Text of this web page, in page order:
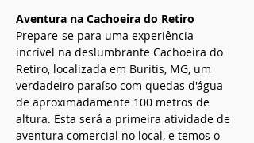
Aventura na Cachoeira do Retiro
Prepare-se para uma experiência
incrível na deslumbrante Cachoeira do
Retiro, localizada em Buritis, MG, um
verdadeiro paraíso com quedas d'água
de aproximadamente 100 metros de
altura. Esta será a primeira atividade de
aventura comercial no local, e temos o